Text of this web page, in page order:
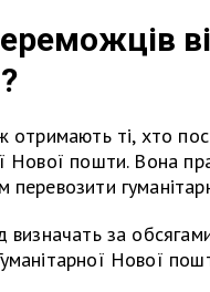
отримають ті, хто
Нової пошти. Вона
визначать за
Нової